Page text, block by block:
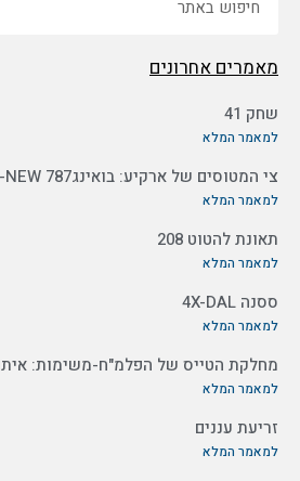
מאמרים אחרונים
שחק 41
למאמר המלא
צי המטוסים של ארקיע: בואינג787 EI-NEW
למאמר המלא
תאונת להטוט 208
למאמר המלא
ססנה 4X-DAL
למאמר המלא
מחלקת הטייס של הפלמ"ח-משימות:
למאמר המלא
זריעת עננים
למאמר המלא